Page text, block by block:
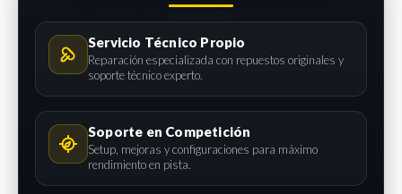
Servicio Técnico Propio
Reparación especializada con repuestos originales y
soporte técnico experto.
Soporte en Competición
Setup, mejoras y configuraciones para máximo
rendimiento en pista.